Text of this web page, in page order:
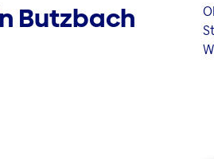
Butzbach